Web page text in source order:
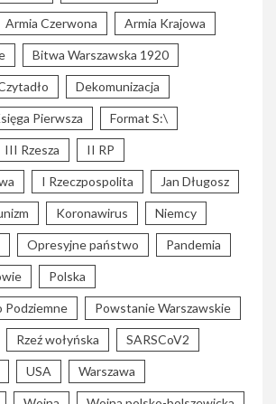
Armia Czerwona Armia Krajowa
Bitwa Warszawska 1920
Dekomunizacja
Pierwsza Format S:\
III Rzesza II RP
I Rzeczpospolita Jan Długosz
Koronawirus Niemcy
Opresyjne państwo Pandemia
Polska
Podziemne Powstanie Warszawskie
Rzeź wołyńska SARSCoV2
USA Warszawa